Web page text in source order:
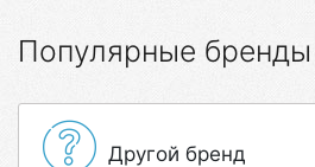
Популярные бренды
Другой бренд